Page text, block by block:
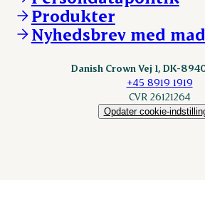
KLS.se
nordicspoor.com
Scanhide.dk
Produkter
Nyhedsbrev med
Danish Crown Vej 1, DK-
+45 8919 1919
CVR 26121264
Opdater cookie-